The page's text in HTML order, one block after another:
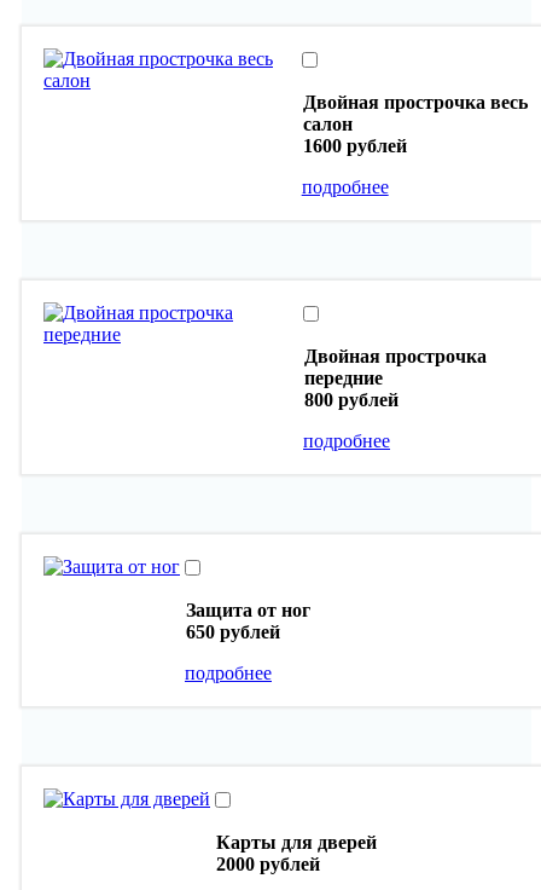
Двойная прострочка весь
салон
1600 рублей
подробнее
Двойная прострочка
передние
800 рублей
подробнее
Защита от ног
650 рублей
подробнее
Карты для дверей
2000 рублей